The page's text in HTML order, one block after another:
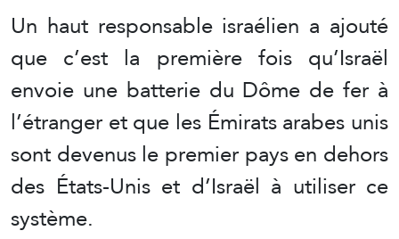
Un haut responsable israélien a ajouté
que c’est la première fois qu’Israël
envoie une batterie du Dôme de fer à
l’étranger et que les Émirats arabes unis
sont devenus le premier pays en dehors
des États-Unis et d’Israël à utiliser ce
système.